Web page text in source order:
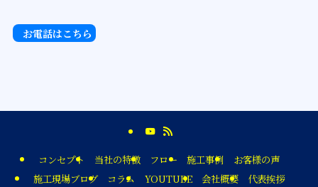
お電話はこちら
コンセプト 当社の特徴 フロー 施工事例
お客様の声
施工現場ブログ
コラム YOUTUBE 会社概要 代表挨拶